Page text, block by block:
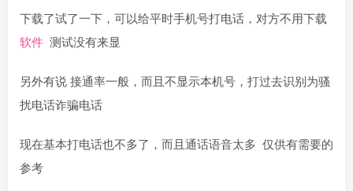
下载了试了一下，可以给平时手机号打电话，对方不用下载
软件 测试没有来显
另外有说 接通率一般，而且不显示本机号，打过去识别为骚
扰电话诈骗电话
现在基本打电话也不多了，而且通话语音太多 仅供有需要的
参考